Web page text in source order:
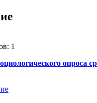
1
опроса